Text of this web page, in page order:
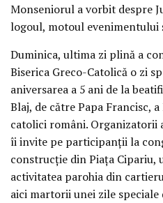
Monseniorul a vorbit despre
logoul, motoul evenimentului
Duminica, ultima zi plină a
Biserica Greco-Catolică o zi
aniversarea a 5 ani de la
Blaj, de către Papa Francisc,
catolici români. Organizatorii
îi invite pe participanții la
construcție din Piața Cipariu,
activitatea parohia din
aici martorii unei zile speciale